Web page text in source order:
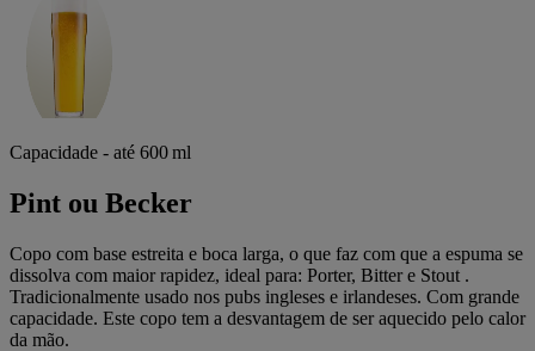
Capacidade - até 600 ml
Pint ou Becker
Copo com base estreita e boca larga, o que faz com que a espuma se
dissolva com maior rapidez, ideal para: Porter, Bitter e Stout .
Tradicionalmente usado nos pubs ingleses e irlandeses. Com grande
capacidade. Este copo tem a desvantagem de ser aquecido pelo calor
da mão.